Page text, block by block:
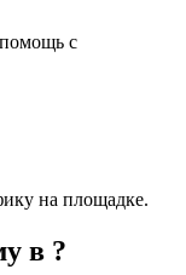
с
на площадке.
в ?